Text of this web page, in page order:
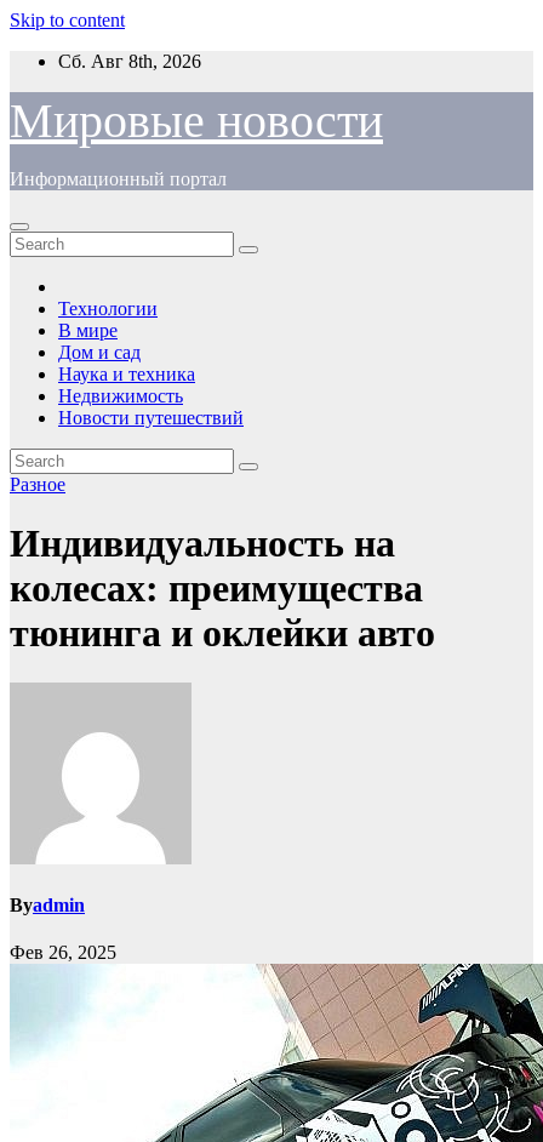
Skip to content
Сб. Авг 8th, 2026
Мировые новости
Информационный портал
Технологии
В мире
Дом и сад
Наука и техника
Недвижимость
Новости путешествий
Разное
Индивидуальность на
колесах: преимущества
тюнинга и оклейки авто
Byadmin
Фев 26, 2025